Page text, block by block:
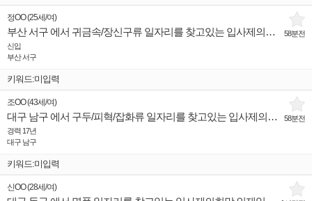
58분전
정OO(25세 /여)
부산 서구 에서 귀금속/장신구류 일자리를 찾고있는 입사제의희망 인재입니다.
신입
부산 서구
키워드:미입력
58분전
조OO(43세 /여)
대구 남구 에서 구두/피혁/잡화류 일자리를 찾고있는 입사제의희망 인재입니다.
경력 17년
대구 남구
키워드:미입력
신OO(28세 /여)